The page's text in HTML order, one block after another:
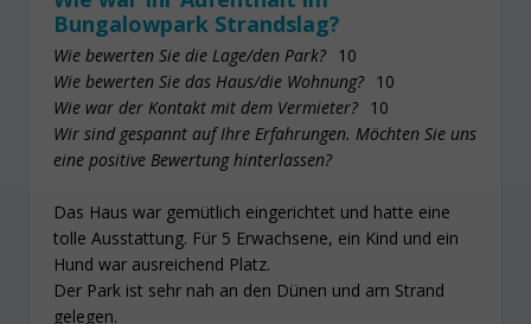
Bungalowpark Strandslag?
Wie bewerten Sie die Lage/den Park? 10
Wie bewerten Sie das Haus/die Wohnung? 10
Wie war der Kontakt mit dem Vermieter? 10
Wir sind gespannt auf Ihre Erfahrungen. Möchten Sie uns
eine positive Bewertung hinterlassen?
Das Haus war gemütlich eingerichtet und hatte eine
tolle Ausstattung. Für 5 Erwachsene, ein Kind und ein
Hund war ausreichend Platz.
Der Park ist sehr nah an den Dünen und am Strand
gelegen.